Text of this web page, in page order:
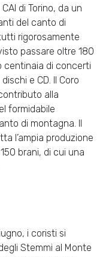
di Torino, da un
del canto di
rigorosamente
passare oltre 180
centinaia di concerti
e CD. Il Coro
alla
formidabile
di montagna. Il
l’ampia produzione
brani, di cui una
i coristi si
Stemmi al Monte